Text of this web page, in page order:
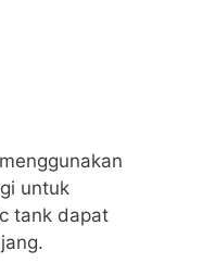
untuk
tank dapat